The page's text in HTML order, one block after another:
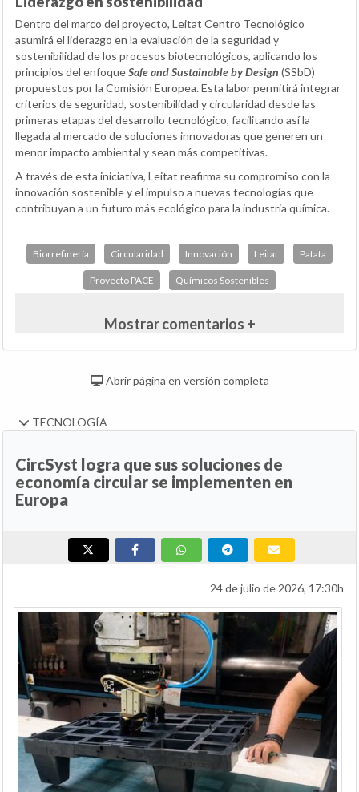
Dentro del marco del proyecto, Leitat Centro Tecnológico
asumirá el liderazgo en la evaluación de la seguridad y
sostenibilidad de los procesos biotecnológicos, aplicando los
principios del enfoqueSafe and Sustainable by Design (SSbD)
propuestos por la Comisión Europea. Esta labor permitirá integrar
criterios de seguridad, sostenibilidad y circularidad desde las
primeras etapas del desarrollo tecnológico, facilitando así la
llegada al mercado de soluciones innovadoras que generen un
menor impacto ambiental y sean más competitivas.
A través de esta iniciativa, Leitat reafirma su compromiso con la
innovación sostenible y el impulso a nuevas tecnologías que
contribuyan a un futuro más ecológico para la industria química.
Biorrefinería Circularidad Innovación Leitat Patata
Proyecto PACE Químicos Sostenibles
Mostrar comentarios +
Abrir página en versión completa
TECNOLOGÍA
CircSyst logra que sus soluciones de
economía circular se implementen en
Europa
24 de julio de 2026, 17:30h